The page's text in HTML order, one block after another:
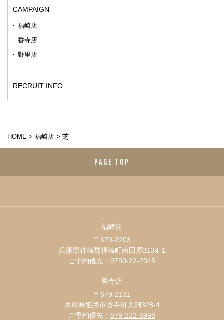
CAMPAIGN
福崎店
香寺店
野里店
RECRUIT INFO
HOME > 福崎店 > 芝
PAGE TOP
福崎店
〒679-2203
兵庫県神崎郡福崎町南田原3134-1
ご予約優先： 0790-22-2345
香寺店
〒679-2131
兵庫県姫路市香寺町犬飼328-4
ご予約優先： 079-232-8998